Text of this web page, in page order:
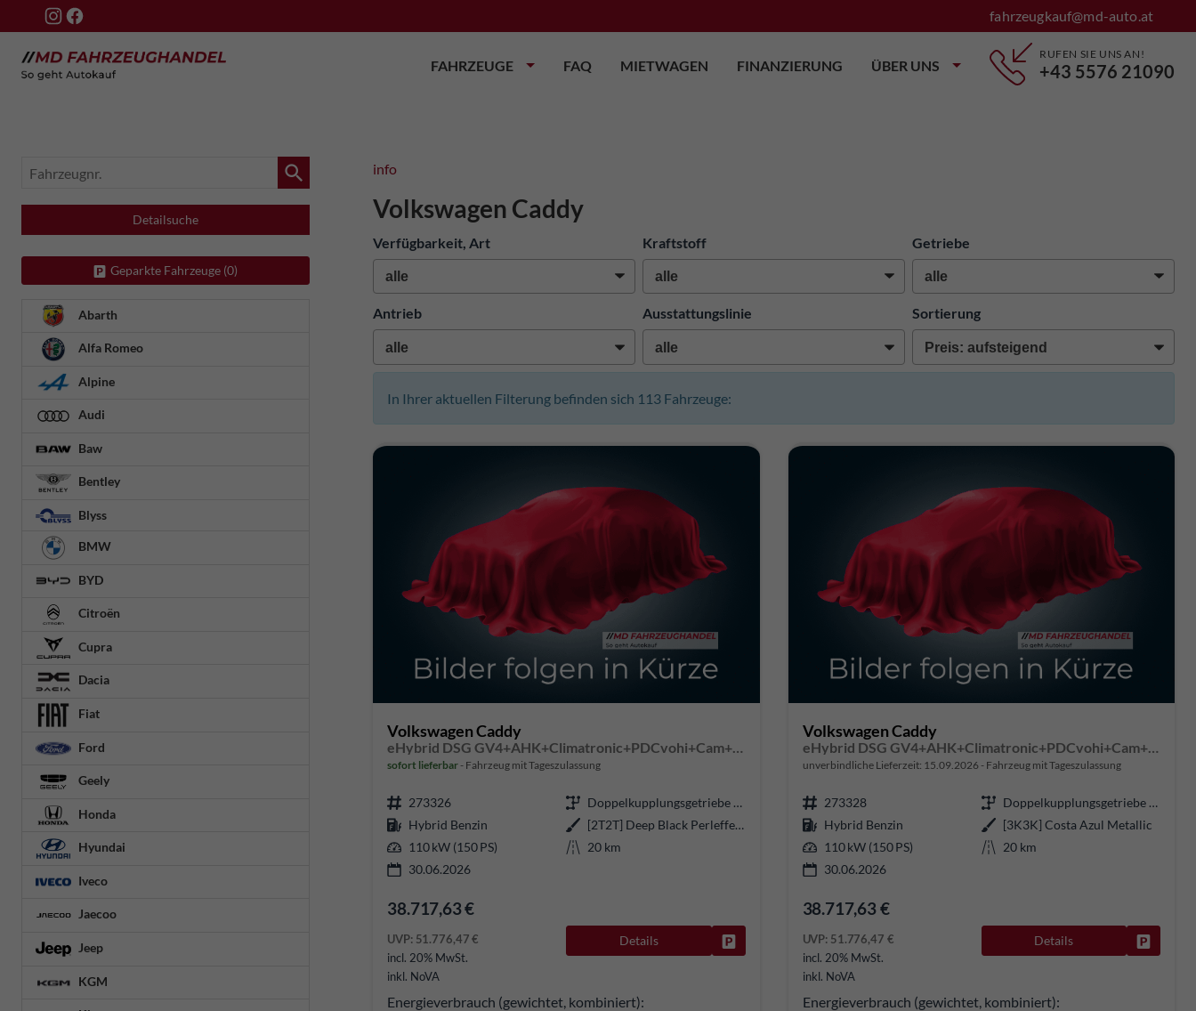
fahrzeugkauf@md-auto.at
FAHRZEUGE FAQ MIETWAGEN FINANZIERUNG ÜBER UNS
RUFEN SIE UNS AN!
+43 5576 21090
info
Volkswagen Caddy
Verfügbarkeit, Art Kraftstoff Getriebe
Antrieb Ausstattungslinie Sortierung
In Ihrer aktuellen Filterung befinden sich 113 Fahrzeuge:
Volkswagen Caddy
eHybrid DSG GV4+AHK+Climatronic+PDCvohi+Cam+Regensens.+AppConnect
sofort lieferbar Fahrzeug mit Tageszulassung
273326
Doppelkupplungsgetriebe (DSG)
Hybrid Benzin
[2T2T] Deep Black Perleffekt
110 kW (150 PS)
20 km
30.06.2026
38.717,63 €
UVP: 51.776,47 €
incl. 20% MwSt.
inkl. NoVA
Details Fahrzeug parken
Energieverbrauch (gewichtet, kombiniert):
Volkswagen Caddy
eHybrid DSG GV4+AHK+Climatronic+PDCvohi+Cam+Regensens.+AppConnect
unverbindliche Lieferzeit: 15.09.2026 Fahrzeug mit Tageszulassung
273328
Doppelkupplungsgetriebe (DSG)
Hybrid Benzin
[3K3K] Costa Azul Metallic
110 kW (150 PS)
20 km
30.06.2026
38.717,63 €
UVP: 51.776,47 €
incl. 20% MwSt.
inkl. NoVA
Details
Energieverbrauch (gewichtet, kombiniert):
Fahrzeugnr.
Detailsuche
Geparkte Fahrzeuge (0)
Abarth
Alfa Romeo
Alpine
Audi
Baw
Bentley
Blyss
BMW
BYD
Citroën
Cupra
Dacia
Fiat
Ford
Geely
Honda
Hyundai
Iveco
Jaecoo
Jeep
KGM